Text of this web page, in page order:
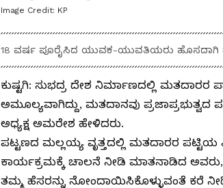
Image Credit: KP
18 ವರ್ಷ ಪೂರೈಸಿದ ಯುವಕ-ಯುವತಿಯರು ಹೊಸದಾಗಿ
ಕುಷ್ಟಗಿ: ಸುಭದ್ರ ದೇಶ ನಿರ್ಮಾಣದಲ್ಲಿ ಮತದಾರರ
ಅಮೂಲ್ಯವಾಗಿದ್ದು, ಮತದಾನವು
ಅಧ್ಯಕ್ಷ ಅಮರೇಶ ಹೇಳಿದರು.
ಪಟ್ಟಣದ ಮಲ್ಲಯ್ಯ ವೃತ್ತದಲ್ಲಿ ಮತದಾರರ ಪಟ್ಟಿಯ
ಕಾರ್ಯಕ್ರಮಕ್ಕೆ ಚಾಲನೆ ನೀಡಿ ಮಾತನಾಡಿದ
ತಮ್ಮ ಹೆಸರನ್ನು ನೋಂದಾಯಿಸಿಕೊಳ್ಳುವಂತೆ ಕರೆ